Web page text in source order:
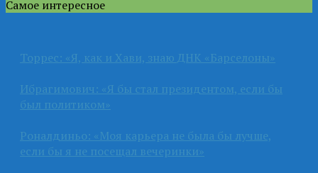
Самое интересное
Торрес: «Я, как и Хави, знаю ДНК «Барселоны»
Ибрагимович: «Я бы стал президентом, если бы
был политиком»
Роналдиньо: «Моя карьера не была бы лучше,
если бы я не посещал вечеринки»